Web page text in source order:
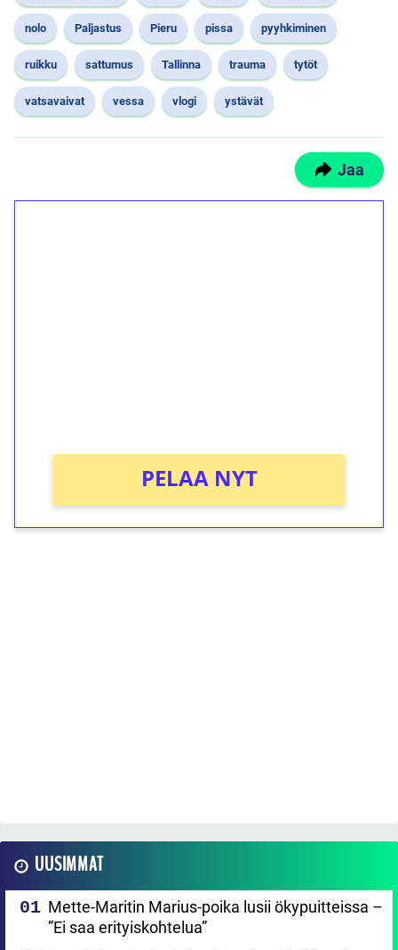
nolo Paljastus Pieru pissa pyyhkiminen
ruikku sattumus Tallinna trauma tytöt
vatsavaivat vessa vlogi ystävät
Jaa
PELAA NYT
UUSIMMAT
Mette-Maritin Marius-poika lusii ökypuitteissa –
”Ei saa erityiskohtelua”